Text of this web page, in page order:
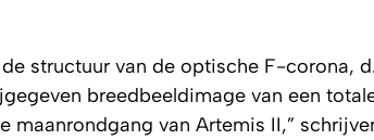
structuur van de optische F-corona,
breedbeeldimage van een
maanrondgang van Artemis II,”